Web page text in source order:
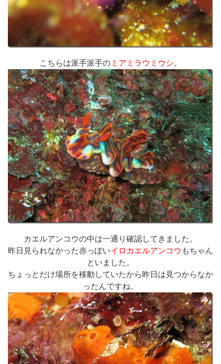
こちらは派手派手の ミアミラウミウシ。
カエルアンコウの中は一通り確認してきました。
昨日見られなかった赤っぽいイロカエルアンコウ もちゃん
といました。
ちょっとだけ場所を移動していたから昨日は見つからなか
ったんですね。